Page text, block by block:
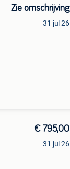
Zie omschrijving
31 jul 26
€ 795,00
31 jul 26